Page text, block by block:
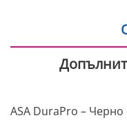
ASA DuraPro –